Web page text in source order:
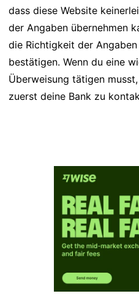
dass diese Website
der Angaben übernehmen
die Richtigkeit der
bestätigen. Wenn du eine
Überweisung tätigen
zuerst deine Bank zu